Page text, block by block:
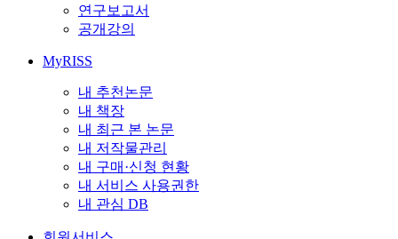
연구보고서
공개강의
MyRISS
내 추천논문
내 책장
내 최근 본 논문
내 저작물관리
내 구매·신청 현황
내 서비스 사용권한
내 관심 DB